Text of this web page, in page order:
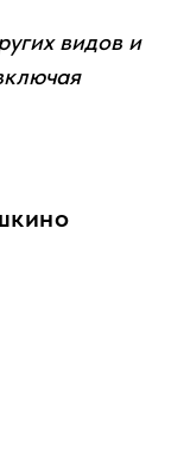
видов и